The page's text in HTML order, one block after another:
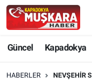
Güncel Kapadokya
HABERLER NEVŞEHIR
Güncel
Nevşehir Hava